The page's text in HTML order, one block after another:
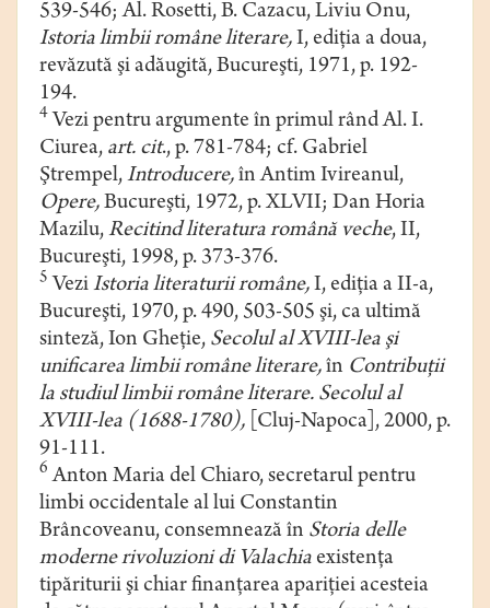
539-546; Al. Rosetti, B. Cazacu, Liviu Onu,
Istoria limbii române literare,I, ediţia a doua,
revăzută şi adăugită, Bucureşti, 1971, p. 192-
194.
4 Vezi pentru argumente în primul rând Al. I.
Ciurea, art. cit., p. 781-784; cf. Gabriel
Ştrempel,Introducere,în Antim Ivireanul,
Opere,Bucureşti, 1972, p. XLVII; Dan Horia
Mazilu,Recitind literatura română veche, II,
Bucureşti, 1998, p. 373-376.
5 VeziIstoria literaturii române,I, ediţia a II-a,
Bucureşti, 1970, p. 490, 503-505 şi, ca ultimă
sinteză, Ion Gheţie, Secolul al XVIII-lea şi
unificarea limbii române literare,în Contribuţii
la studiul limbii române literare. Secolul al
XVIII-lea (1688-1780), [Cluj-Napoca], 2000, p.
91-111.
6 Anton Maria del Chiaro, secretarul pentru
limbi occidentale al lui Constantin
Brâncoveanu, consemnează în Storia delle
moderne rivoluzioni di Valachia existenţa
tipăriturii şi chiar finanţarea apariţiei acesteia